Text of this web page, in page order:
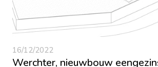
16/12/2022
Werchter, nieuwbouw